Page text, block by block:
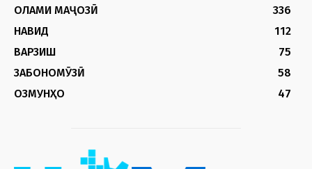
ОЛАМИ МАҶОЗӢ
336
НАВИД
112
ВАРЗИШ
75
ЗАБОНОМӮЗӢ
58
ОЗМУНҲО
47